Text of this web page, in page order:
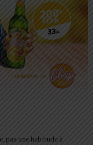
pas une habitude à